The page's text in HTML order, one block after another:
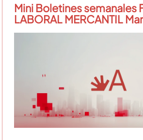
Mini Boletines semanales
LABORAL MERCANTIL